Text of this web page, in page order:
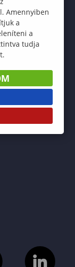
Amennyiben
a
a
tudja